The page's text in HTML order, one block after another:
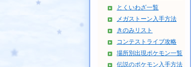
とくいわざ一覧
メガストーン入手方法
きのみリスト
コンテストライブ攻略
場所別出現ポケモン一覧
伝説のポケモン入手方法